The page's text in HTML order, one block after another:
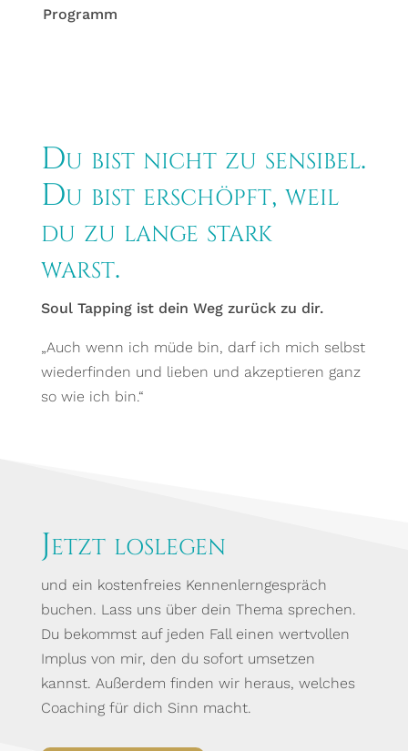
Programm
Du bist nicht zu sensibel.
Du bist erschöpft, weil
du zu lange stark
warst.
Soul Tapping ist dein Weg zurück zu dir.
„Auch wenn ich müde bin, darf ich mich selbst
wiederfinden und lieben und akzeptieren ganz
so wie ich bin.“
Jetzt loslegen
und ein kostenfreies Kennenlerngespräch
buchen. Lass uns über dein Thema sprechen.
Du bekommst auf jeden Fall einen wertvollen
Implus von mir, den du sofort umsetzen
kannst. Außerdem finden wir heraus, welches
Coaching für dich Sinn macht.